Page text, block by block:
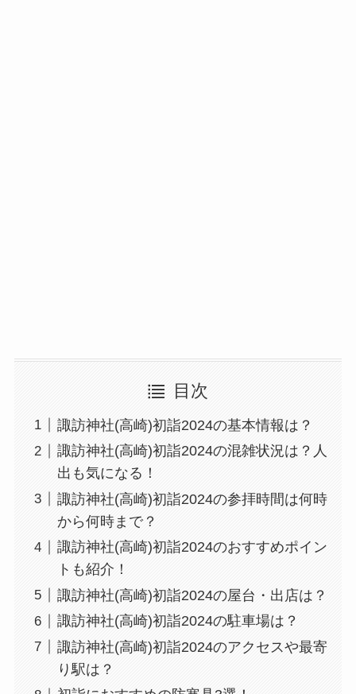
目次
諏訪神社(高崎)初詣2024の基本情報は？
諏訪神社(高崎)初詣2024の混雑状況は？人
出も気になる！
諏訪神社(高崎)初詣2024の参拝時間は何時
から何時まで？
諏訪神社(高崎)初詣2024のおすすめポイン
トも紹介！
諏訪神社(高崎)初詣2024の屋台・出店は？
諏訪神社(高崎)初詣2024の駐車場は？
諏訪神社(高崎)初詣2024のアクセスや最寄
り駅は？